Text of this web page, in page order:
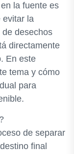
la fuente es
evitar la
desechos
directamente
En este
tema y cómo
para
de separar
final